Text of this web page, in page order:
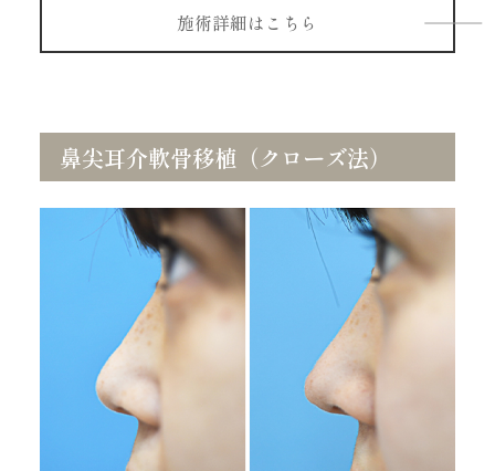
施術詳細はこちら
鼻尖耳介軟骨移植（クローズ法）